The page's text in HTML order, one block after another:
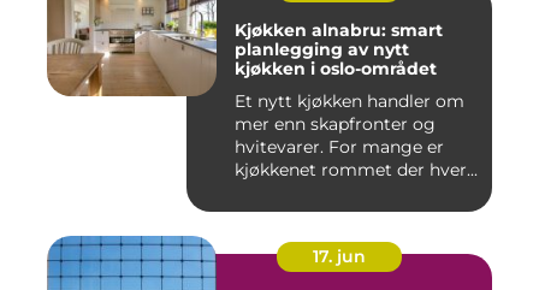
Kjøkken alnabru: smart
planlegging av nytt
kjøkken i oslo-området
Et nytt kjøkken handler om
mer enn skapfronter og
hvitevarer. For mange er
kjøkkenet rommet der hver...
17. jun